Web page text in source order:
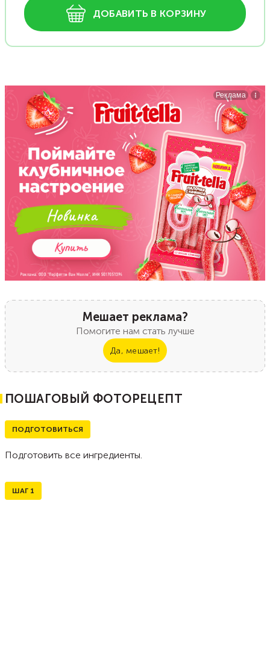
ДОБАВИТЬ В КОРЗИНУ
Мешает реклама?
Помогите нам стать лучше
Да, мешает!
ПОШАГОВЫЙ ФОТОРЕЦЕПТ
ПОДГОТОВИТЬСЯ
Подготовить все ингредиенты.
ШАГ 1